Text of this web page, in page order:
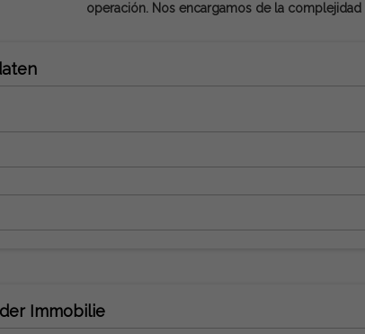
operación. Nos encargamos de la
Immobilie